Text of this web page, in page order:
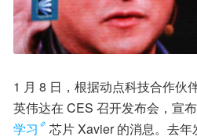
1 月 8 日，根据动点科技合作伙
英伟达在 CES 召开发布会，宣
学习
芯片 Xavier 的消息。去